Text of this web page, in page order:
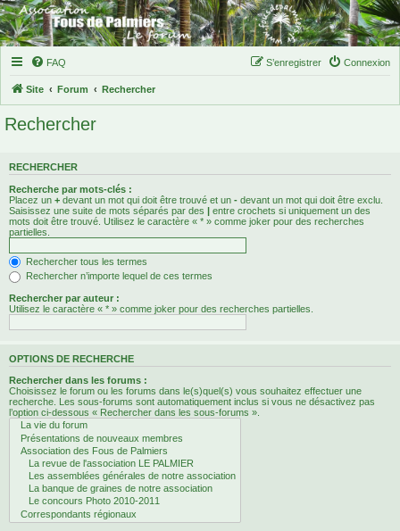
FAQ Connexion
S’enregistrer
Site Forum Rechercher
Rechercher
RECHERCHER
Recherche par mots-clés :
Placez un + devant un mot qui doit être trouvé et un - devant un mot qui doit être exclu.
Saisissez une suite de mots séparés par des | entre crochets si uniquement un des
mots doit être trouvé. Utilisez le caractère « * » comme joker pour des recherches
partielles.
Rechercher tous les termes
Rechercher n’importe lequel de ces termes
Rechercher par auteur :
Utilisez le caractère « * » comme joker pour des recherches partielles.
OPTIONS DE RECHERCHE
Rechercher dans les forums :
Choisissez le forum ou les forums dans le(s)quel(s) vous souhaitez effectuer une
recherche. Les sous-forums sont automatiquement inclus si vous ne désactivez pas
l’option ci-dessous « Rechercher dans les sous-forums ».